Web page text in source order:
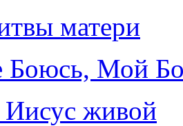
матери
Боюсь, Мой
живой